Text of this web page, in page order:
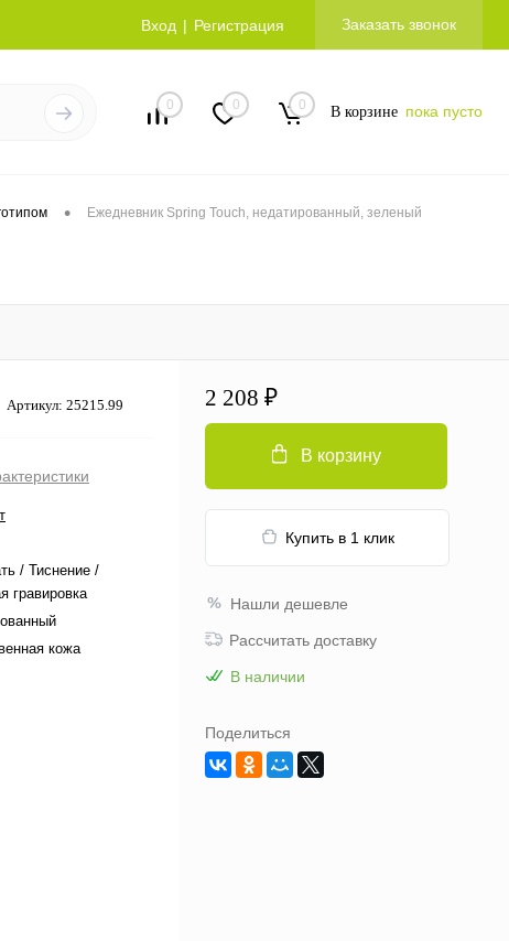
Вход Регистрация Заказать звонок
0 0 0 В корзине пока пусто
• Ежедневник Spring Touch, недатированный, зеленый
Артикул: 25215.99
/ Тиснение /
гравировка
кожа
2 208 ₽
В корзину
Купить в 1 клик
Нашли дешевле
Рассчитать доставку
В наличии
Поделиться